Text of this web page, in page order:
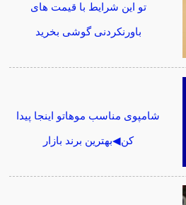
تو این شرایط با قیمت های
باورنکردنی گوشی بخرید
شامپوی مناسب موهاتو اینجا پیدا
کن◀بهترین برند بازار